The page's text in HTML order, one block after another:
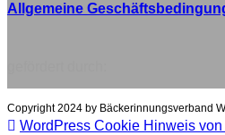
Allgemeine
Copyright 2024 by Bäckerinnungsverband
WordPress Cookie Hinweis